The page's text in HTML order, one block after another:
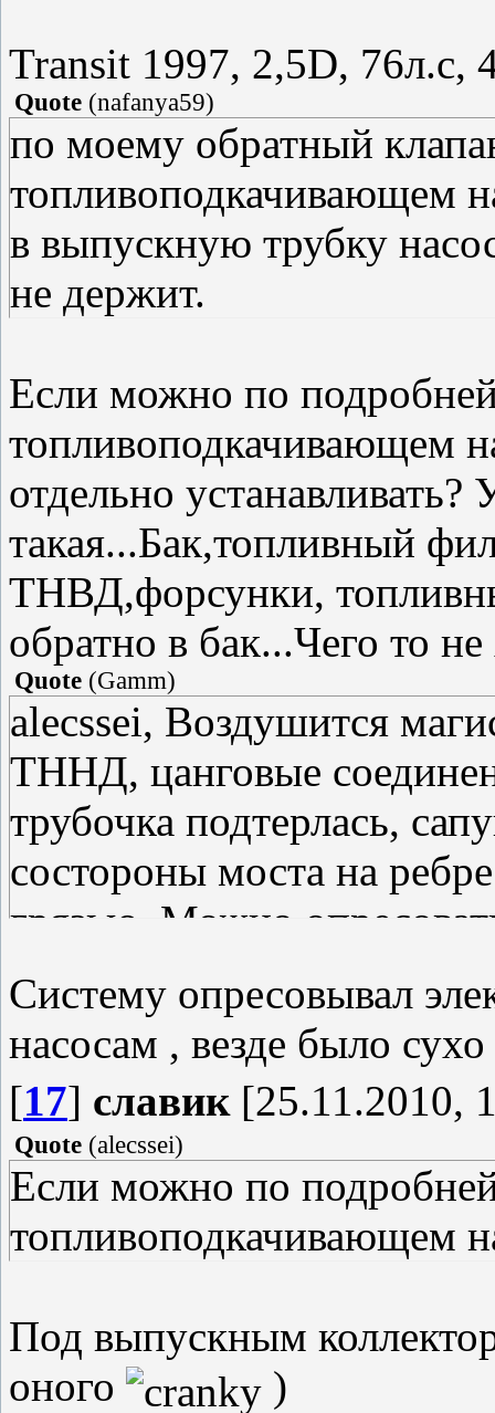
Transit 1997, 2,5D, 76л.с,
Quote (nafanya59)
по моему обратный
топливоподкачивающем
в выпускную трубку
не держит.
Если можно по
топливоподкачивающем
отдельно устанавливать?
такая...Бак,топливный
ТНВД,форсунки,
обратно в бак...Чего то не
Quote (Gamm)
alecssei, Воздушится
ТННД, цанговые
трубочка подтерлась,
состороны моста на
грязью. Можно
с другого конца дунуть
"пискать" соляра, это
воздушить может и сам
Систему опресовывал
насосам , везде было
[17] славик[25.11.2010,
Quote (alecssei)
Если можно по
топливоподкачивающем
Под выпускным
оного
)